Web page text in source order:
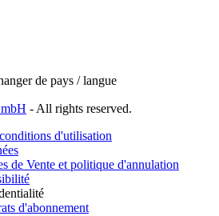
de pays / langue
- All rights reserved.
d'utilisation
de Vente et politique d'annulation
d'abonnement